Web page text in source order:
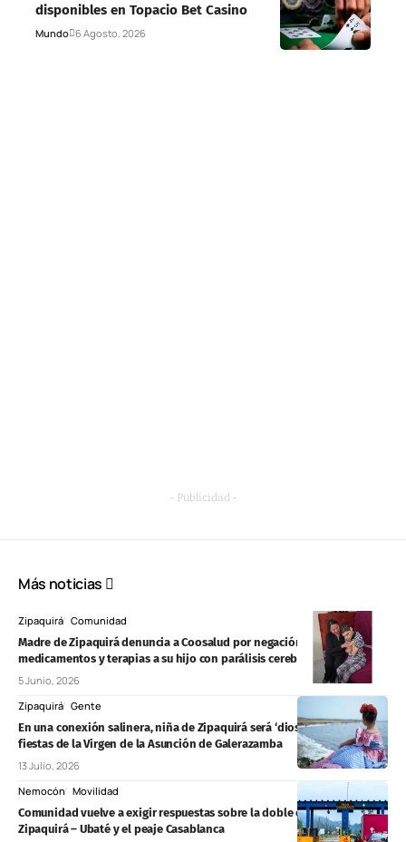
disponibles en Topacio Bet Casino
Mundo 6 Agosto, 2026
- Publicidad -
Más noticias
Zipaquirá Comunidad
Madre de Zipaquirá denuncia a Coosalud por negación de
medicamentos y terapias a su hijo con parálisis cerebral
5 Junio, 2026
Zipaquirá Gente
En una conexión salinera, niña de Zipaquirá será ‘diosa infantil’ en las
fiestas de la Virgen de la Asunción de Galerazamba
13 Julio, 2026
Nemocón Movilidad
Comunidad vuelve a exigir respuestas sobre la doble calzada
Zipaquirá – Ubaté y el peaje Casablanca